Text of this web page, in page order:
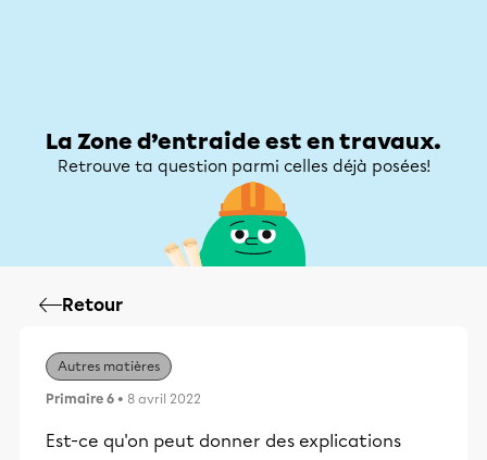
La Zone d’entraide est en travaux.
Retrouve ta question parmi celles déjà posées!
Retour
Autres matières
Primaire 6 • 8 avril 2022
Est-ce qu'on peut donner des explications